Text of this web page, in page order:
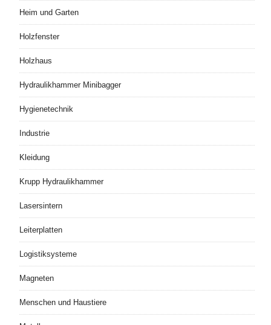
Heim und Garten
Holzfenster
Holzhaus
Hydraulikhammer Minibagger
Hygienetechnik
Industrie
Kleidung
Krupp Hydraulikhammer
Lasersintern
Leiterplatten
Logistiksysteme
Magneten
Menschen und Haustiere